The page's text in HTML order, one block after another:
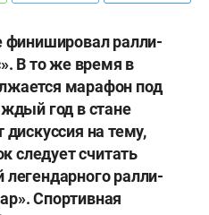
финишировал ралли-
В то же время в
марафон под
год в стане
на тему,
следует считать
ралли-
Спортивная